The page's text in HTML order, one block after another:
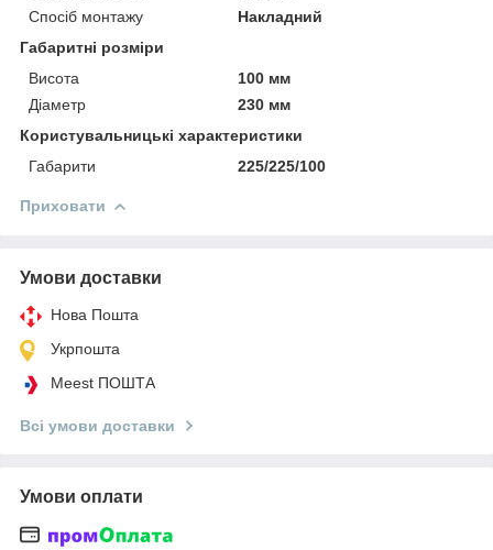
Спосіб монтажу
Накладний
Габаритні розміри
Висота
100 мм
Діаметр
230 мм
Користувальницькі характеристики
Габарити
225/225/100
Приховати
Умови доставки
Нова Пошта
Укрпошта
Meest ПОШТА
Всі умови доставки
Умови оплати